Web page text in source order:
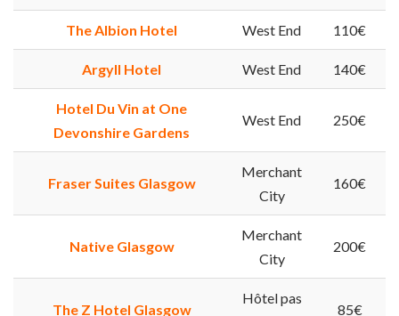
The Albion Hotel West End 110€
Argyll Hotel West End 140€
Hotel Du Vin at One
Devonshire Gardens
West End 250€
Fraser Suites Glasgow
Merchant
City
160€
Native Glasgow
Merchant
City
200€
The Z Hotel Glasgow
Hôtel pas
85€